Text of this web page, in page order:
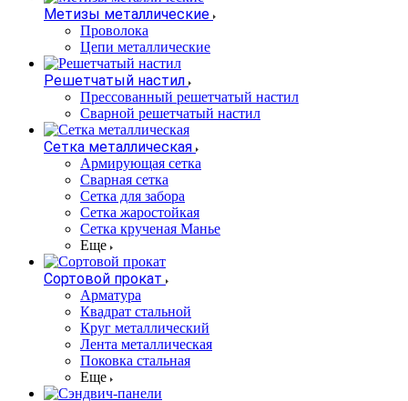
Метизы металлические
Проволока
Цепи металлические
Решетчатый настил
Прессованный решетчатый настил
Сварной решетчатый настил
Сетка металлическая
Армирующая сетка
Сварная сетка
Сетка для забора
Сетка жаростойкая
Сетка крученая Манье
Еще
Сортовой прокат
Арматура
Квадрат стальной
Круг металлический
Лента металлическая
Поковка стальная
Еще